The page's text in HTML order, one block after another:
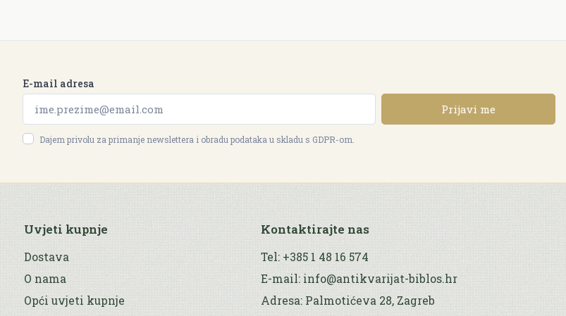
E-mail adresa
Prijavi me
Dajem privolu za primanje newslettera i obradu podataka u skladu s GDPR-om.
Uvjeti kupnje
Dostava
O nama
Opći uvjeti kupnje
Kontaktirajte nas
Tel: +385 1 48 16 574
E-mail: info@antikvarijat-biblos.hr
Adresa: Palmotićeva 28, Zagreb